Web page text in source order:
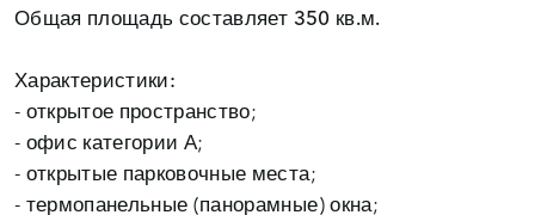
Общая площадь составляет 350 кв.м.
Характеристики:
- открытое пространство;
- офис категории А;
- открытые парковочные места;
- термопанельные (панорамные) окна;